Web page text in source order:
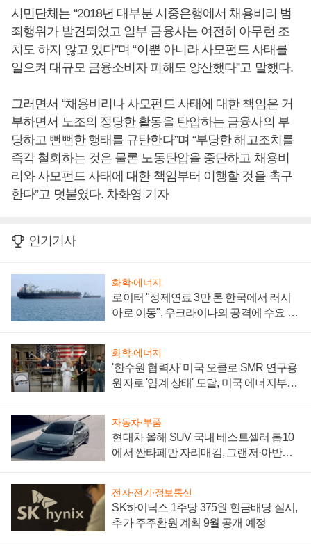
시민단체는 “2018년 대부분 시중은행에서 채용비리 범
죄행위가 발견되었고 일부 금융사는 여전히 아무런 조
치도 하지 않고 있다”며 “이뿐 아니라 사모펀드 사태를
일으켜 대규모 금융소비자 피해도 양산했다”고 말했다.
그러면서 “채용비리나 사모펀드 사태에 대한 책임은 거
부하면서 노조의 정당한 활동을 탄압하는 금융사의 부
당하고 뻔뻔한 행태를 규탄한다”며 “부당한 해고조치를
즉각 철회하는 것은 물론 노동탄압을 중단하고 채용비
리와 사모펀드 사태에 대한 책임부터 이행할 것을 촉구
한다”고 덧붙였다. 차화영 기자
인기기사
화학·에너지
로이터 "정제연료 3만 톤 한국에서 러시
아로 이동", 우크라이나의 공격에 수요 늘
화학·에너지
'한수원 협력사' 미국 오클로 SMR 연구용
원자로 '임계 상태' 도달, 미국 에너지부
자동차·부품
현대차 올해 SUV 국내 베스트셀러 톱10
에서 싼타페만 자리매김, 그랜저·아반떼
전자·전기·정보통신
SK하이닉스 1주당 375원 현금배당 실시,
추가 주주환원 계획 9월 공개 예정